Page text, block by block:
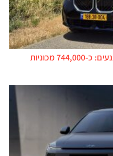
ב.מ.וו מרחיבה את ריקול המתנעים: כ-744,000 מכוניות